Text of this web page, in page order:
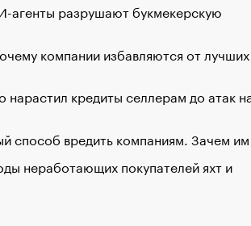
агенты разрушают букмекерскую
компании избавляются от лучших
нарастил кредиты селлерам до атак
способ вредить компаниям. Зачем
неработающих покупателей яхт и